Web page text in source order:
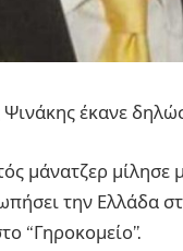
έκανε
μάνατζερ μίλησε
την Ελλάδα
“Γηροκομείο”.